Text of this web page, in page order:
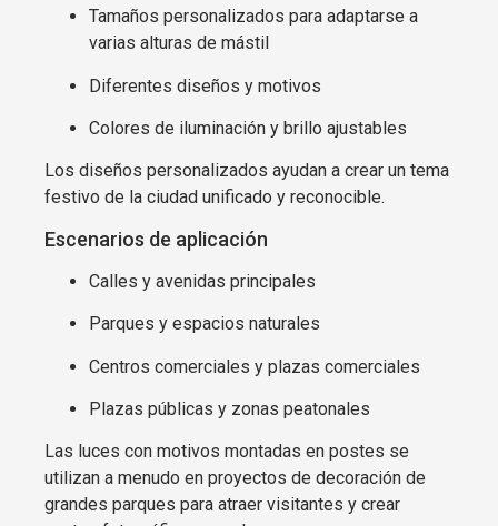
Tamaños personalizados para adaptarse a
varias alturas de mástil
Diferentes diseños y motivos
Colores de iluminación y brillo ajustables
Los diseños personalizados ayudan a crear un tema
festivo de la ciudad unificado y reconocible.
Escenarios de aplicación
Calles y avenidas principales
Parques y espacios naturales
Centros comerciales y plazas comerciales
Plazas públicas y zonas peatonales
Las luces con motivos montadas en postes se
utilizan a menudo en proyectos de decoración de
grandes parques para atraer visitantes y crear